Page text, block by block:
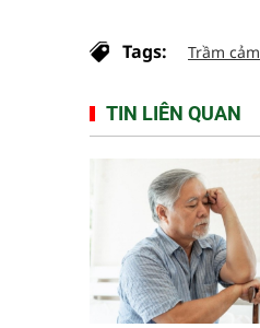
Tags: Trầm cảm
TIN LIÊN QUAN